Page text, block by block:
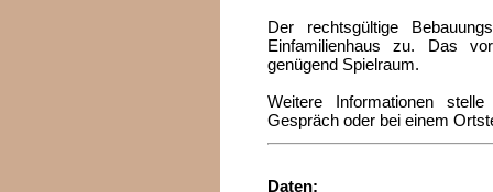
Der rechtsgültige
Einfamilienhaus zu. Das
genügend Spielraum.
Weitere Informationen
Gespräch oder bei einem
Daten: